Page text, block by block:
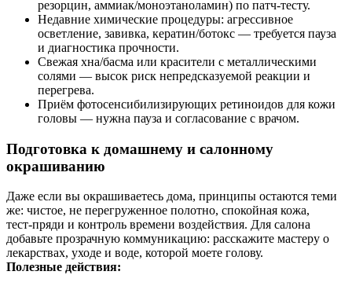
резорцин, аммиак/моноэтаноламин) по патч‑тесту.
Недавние химические процедуры: агрессивное
осветление, завивка, кератин/ботокс — требуется пауза
и диагностика прочности.
Свежая хна/басма или красители с металлическими
солями — высок риск непредсказуемой реакции и
перегрева.
Приём фотосенсибилизирующих ретиноидов для кожи
головы — нужна пауза и согласование с врачом.
Подготовка к домашнему и салонному
окрашиванию
Даже если вы окрашиваетесь дома, принципы остаются теми
же: чистое, не перегруженное полотно, спокойная кожа,
тест‑пряди и контроль времени воздействия. Для салона
добавьте прозрачную коммуникацию: расскажите мастеру о
лекарствах, уходе и воде, которой моете голову.
Полезные действия: